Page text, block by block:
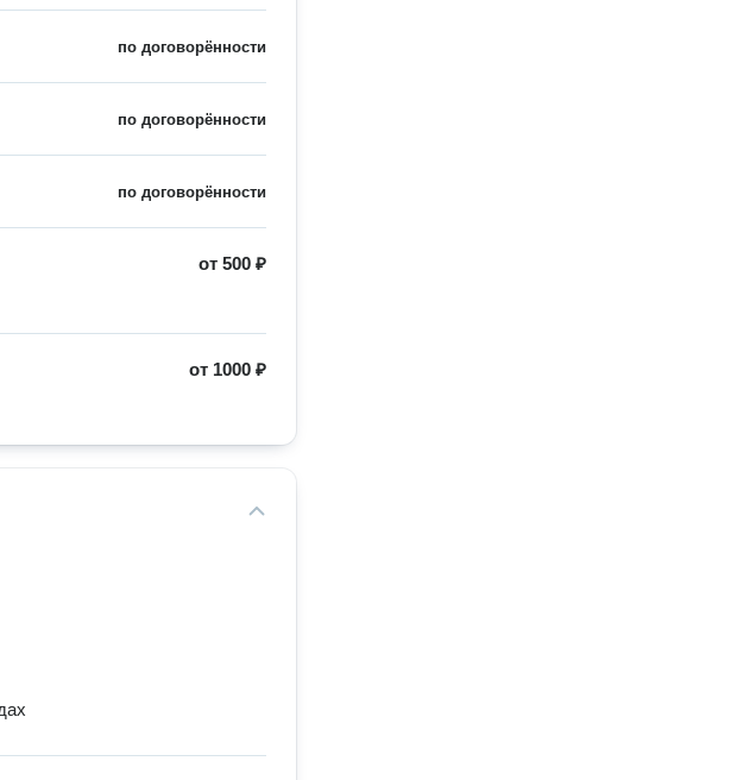
по договорённости
по договорённости
по договорённости
от500 ₽
от 1000 ₽